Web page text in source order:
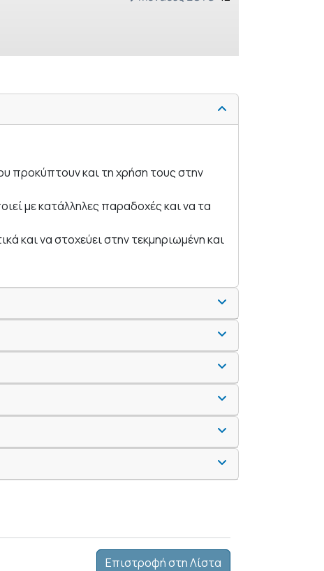
προκύπτουν και τη χρήση τους στην
με κατάλληλες παραδοχές και να τα
και να στοχεύει στην τεκμηριωμένη και
Επιστροφή στη Λίστα